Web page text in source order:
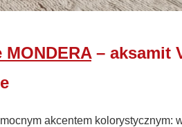
– aksamit
akcentem kolorystycznym: